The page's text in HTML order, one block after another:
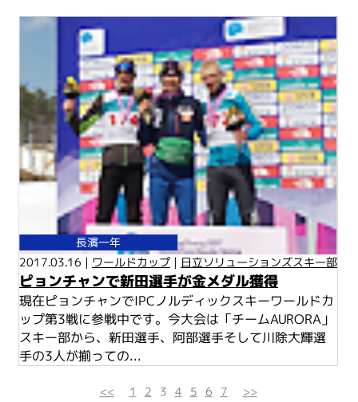
長濱一年
2017.03.16 | ワールドカップ | 日立ソリューションズスキー部
ピョンチャンで新田選手が金メダル獲得
現在ピョンチャンでIPCノルディックスキーワールドカ
ップ第3戦に参戦中です。今大会は「チームAURORA」
スキー部から、新田選手、阿部選手そして川除大輝選
手の3人が揃っての...
<< 1 2 3 4 5 6 7 >>